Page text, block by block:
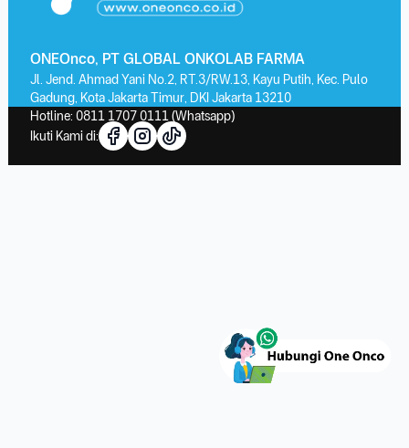
ONEOnco, PT GLOBAL ONKOLAB FARMA
Jl. Jend. Ahmad Yani No.2, RT.3/RW.13, Kayu Putih, Kec. Pulo
Gadung, Kota Jakarta Timur, DKI Jakarta 13210
Hotline: 0811 1707 0111 (Whatsapp)
Ikuti Kami di: